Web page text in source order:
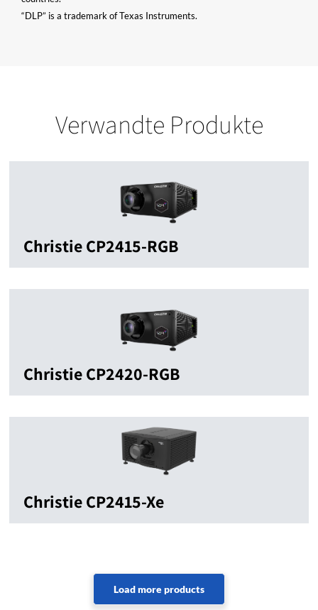
“DLP” is a trademark of Texas Instruments.
Verwandte Produkte
Christie CP2415-RGB
Christie CP2420-RGB
Christie CP2415-Xe